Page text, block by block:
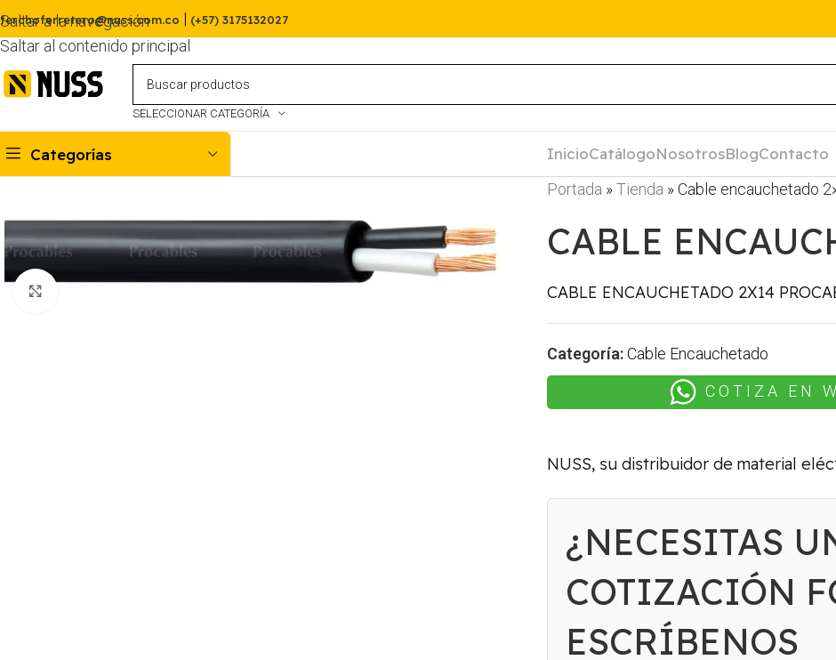
Saltar a la navegación
Saltar al contenido principal
ferchoferretero@nuss.com.co | (+57) 3175132027
SELECCIONAR CATEGORÍA
Categorías InicioCatálogoNosotrosBlogContacto
Portada »Tienda »Cable encauchetado
CABLE
CABLE ENCAUCHETADO 2X14
Categoría:Cable Encauchetado
COTIZA EN
NUSS, su distribuidor de material
¿NECESITAS
COTIZACIÓN
ESCRÍBENOS